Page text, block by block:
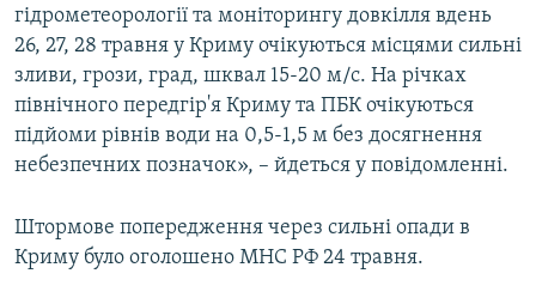
гідрометеорології та моніторингу довкілля вдень
26, 27, 28 травня у Криму очікуються місцями сильні
зливи, грози, град, шквал 15-20 м/с. На річках
північного передгір'я Криму та ПБК очікуються
підйоми рівнів води на 0,5-1,5 м без досягнення
небезпечних позначок», – йдеться у повідомленні.
Штормове попередження через сильні опади в
Криму було оголошено МНС РФ 24 травня.